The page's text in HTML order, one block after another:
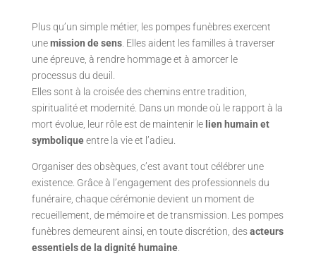
Plus qu’un simple métier, les pompes funèbres exercent
unemission de sens. Elles aident les familles à traverser
une épreuve, à rendre hommage et à amorcer le
processus du deuil.
Elles sont à la croisée des chemins entre tradition,
spiritualité et modernité. Dans un monde où le rapport à la
mort évolue, leur rôle est de maintenir le lien humain et
symboliqueentre la vie et l’adieu.
Organiser des obsèques, c’est avant tout célébrer une
existence. Grâce à l’engagement des professionnels du
funéraire, chaque cérémonie devient un moment de
recueillement, de mémoire et de transmission. Les pompes
funèbres demeurent ainsi, en toute discrétion, desacteurs
essentiels de la dignité humaine.